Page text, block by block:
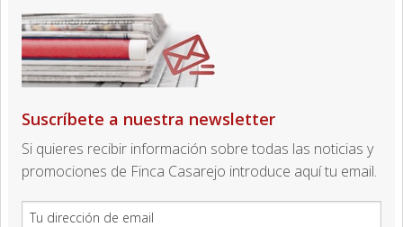
Suscríbete a nuestra newsletter
Si quieres recibir información sobre todas las noticias y
promociones de Finca Casarejo introduce aquí tu email.